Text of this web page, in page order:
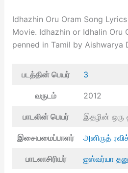
Idhazhin Oru Oram Song
Movie. Idhazhin or Idhalin Oru
penned in Tamil by Aishwarya
படத்தின் பெயர் 3
வருடம் 2012
பாடலின் பெயர் இதழின் ஒரு
இசையமைப்பாளர் அனிருத்
பாடலாசிரியர் ஐஸ்வர்யா